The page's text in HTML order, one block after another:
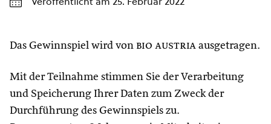
Das Gewinnspiel wird von bio austria ausgetragen.
Mit der Teilnahme stimmen Sie der Verarbeitung
und Speicherung Ihrer Daten zum Zweck der
Durchführung des Gewinnspiels zu.